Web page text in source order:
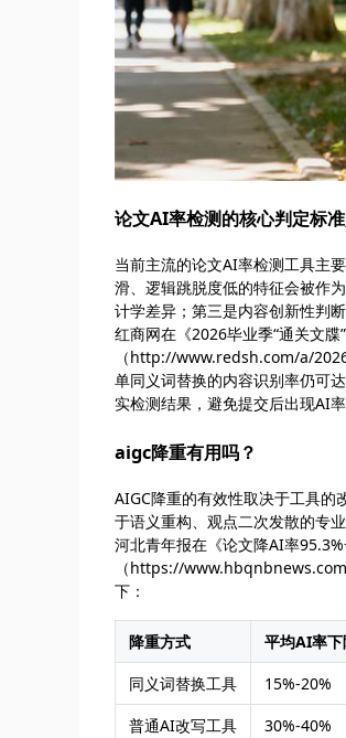
论文AI率检测的核心判定标
当前主流的论文AI率检测工具主
滑、逻辑跳脱度低的特征会被作
计学差异；第三是内容创新性判
红商网在《2026毕业季“通关文牒
（http://www.redsh.com/a/
单同义词替换的内容识别率仍可
实检测结果，避免提交后出现AI率
aigc降重有用吗？
AIGC降重的有效性取决于工具的
于语义重构、观点二次发散的专
河北青年报在《论文降AI率
（https://
下：
降重方式 平均AI率
同义词替换工具
15%-20%
普通AI改写工具
30%-40%